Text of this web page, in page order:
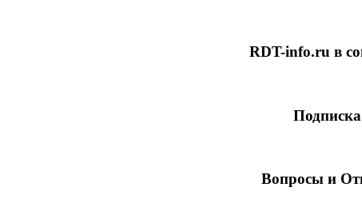
RDT-info.ru в
Подписка
Вопросы и